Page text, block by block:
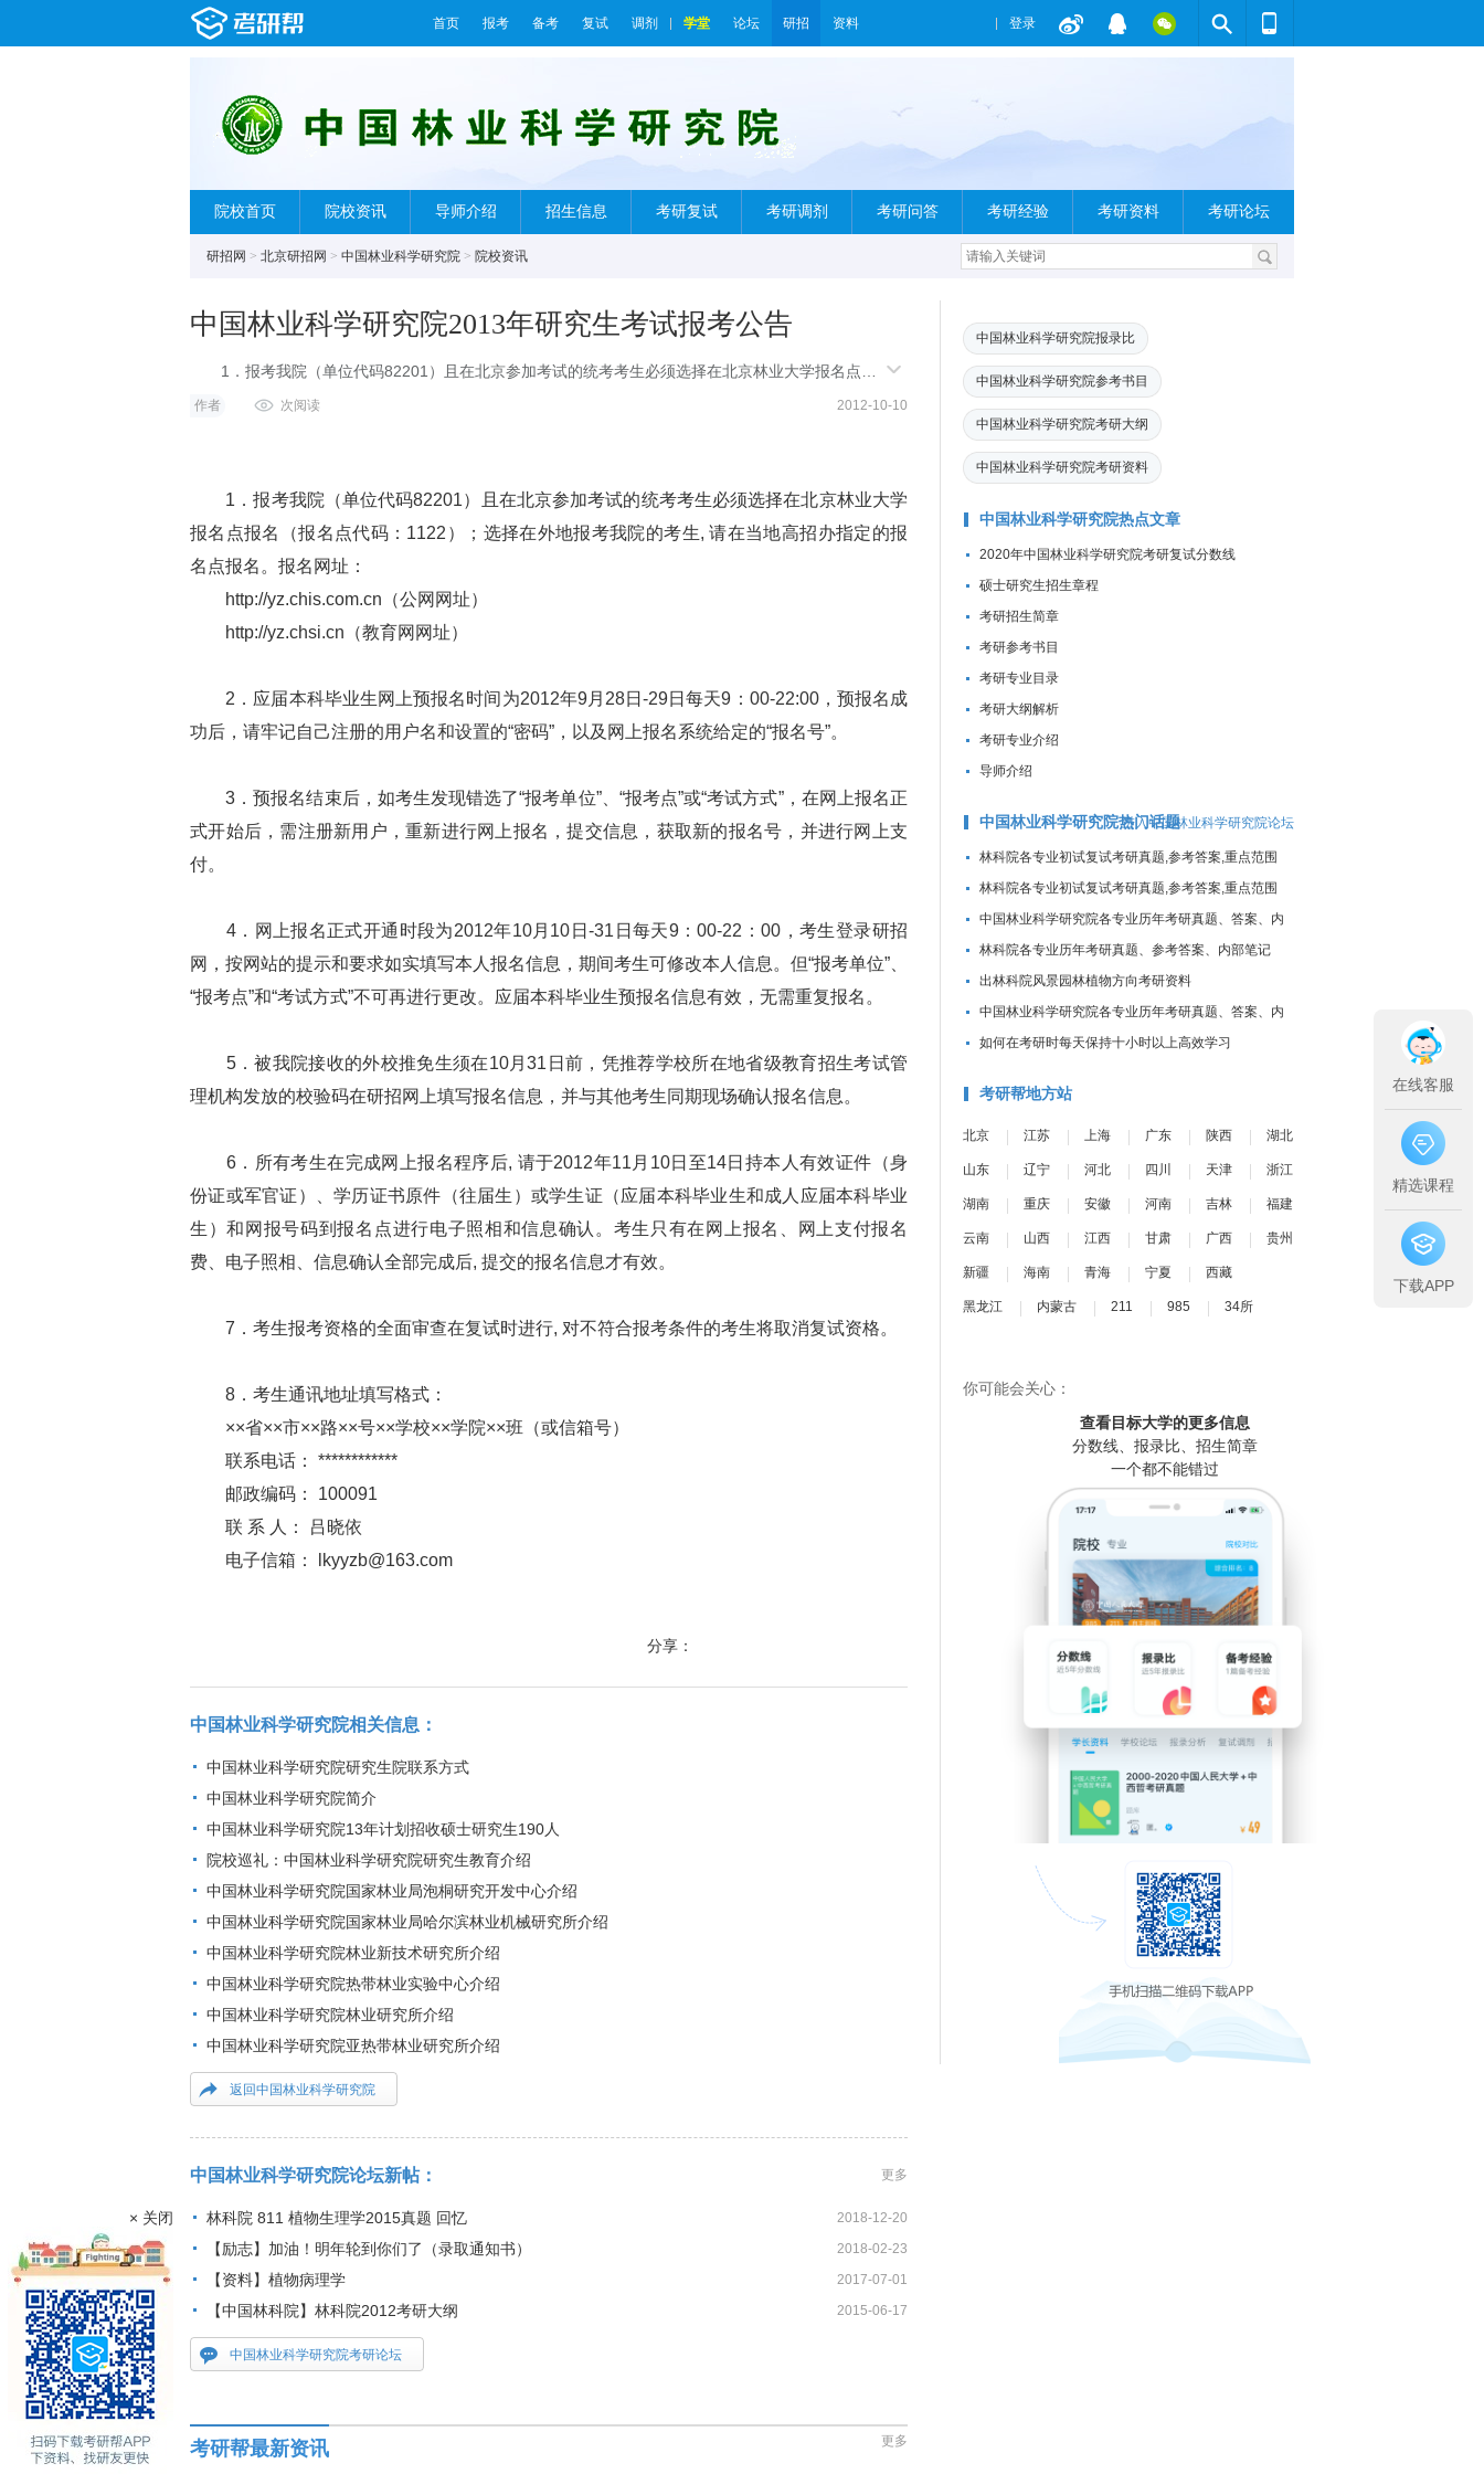
首页 报考 备考 复试 调剂 学堂 论坛 研招 资料 登录
院校首页 院校资讯 导师介绍 招生信息 考研复试 考研调剂 考研问答 考研经验 考研资料 考研论坛
研招网 > 北京研招网 > 中国林业科学研究院 > 院校资讯
中国林业科学研究院2013年研究生考试报考公告
1．报考我院（单位代码82201）且在北京参加考试的统考考生必须选择在北京林业大学报名点报
作者 次阅读 2012-10-10
1．报考我院（单位代码82201）且在北京参加考试的统考考生必须选择在北京林业大学
报名点报名（报名点代码：1122）；选择在外地报考我院的考生, 请在当地高招办指定的报
名点报名。报名网址：
http://yz.chis.com.cn（公网网址）
http://yz.chsi.cn（教育网网址）
2．应届本科毕业生网上预报名时间为2012年9月28日-29日每天9：00-22:00，预报名成
功后，请牢记自己注册的用户名和设置的“密码”，以及网上报名系统给定的“报名号”。
3．预报名结束后，如考生发现错选了“报考单位”、“报考点”或“考试方式”，在网上报名正
式开始后，需注册新用户，重新进行网上报名，提交信息，获取新的报名号，并进行网上支
付。
4．网上报名正式开通时段为2012年10月10日-31日每天9：00-22：00，考生登录研招
网，按网站的提示和要求如实填写本人报名信息，期间考生可修改本人信息。但“报考单位”、
“报考点”和“考试方式”不可再进行更改。应届本科毕业生预报名信息有效，无需重复报名。
5．被我院接收的外校推免生须在10月31日前，凭推荐学校所在地省级教育招生考试管
理机构发放的校验码在研招网上填写报名信息，并与其他考生同期现场确认报名信息。
6．所有考生在完成网上报名程序后, 请于2012年11月10日至14日持本人有效证件（身
份证或军官证）、学历证书原件（往届生）或学生证（应届本科毕业生和成人应届本科毕业
生）和网报号码到报名点进行电子照相和信息确认。考生只有在网上报名、网上支付报名
费、电子照相、信息确认全部完成后, 提交的报名信息才有效。
7．考生报考资格的全面审查在复试时进行, 对不符合报考条件的考生将取消复试资格。
8．考生通讯地址填写格式：
××省××市××路××号××学校××学院××班（或信箱号）
联系电话： ************
邮政编码： 100091
联 系 人： 吕晓依
电子信箱： lkyyzb@163.com
分享：
中国林业科学研究院相关信息：
中国林业科学研究院研究生院联系方式
中国林业科学研究院简介
中国林业科学研究院13年计划招收硕士研究生190人
院校巡礼：中国林业科学研究院研究生教育介绍
中国林业科学研究院国家林业局泡桐研究开发中心介绍
中国林业科学研究院国家林业局哈尔滨林业机械研究所介绍
中国林业科学研究院林业新技术研究所介绍
中国林业科学研究院热带林业实验中心介绍
中国林业科学研究院林业研究所介绍
中国林业科学研究院亚热带林业研究所介绍
返回中国林业科学研究院
中国林业科学研究院论坛新帖： 更多
2018-12-20
林科院 811 植物生理学2015真题 回忆
2018-02-23
【励志】加油！明年轮到你们了（录取通知书）
2017-07-01
【资料】植物病理学
2015-06-17
【中国林科院】林科院2012考研大纲
中国林业科学研究院考研论坛
考研帮最新资讯 更多
中国林业科学研究院报录比
中国林业科学研究院参考书目
中国林业科学研究院考研大纲
中国林业科学研究院考研资料
中国林业科学研究院热点文章
2020年中国林业科学研究院考研复试分数线
硕士研究生招生章程
考研招生简章
考研参考书目
考研专业目录
考研大纲解析
考研专业介绍
导师介绍
中国林业科学研究院热门话题进入中国林业科学研究院论坛
林科院各专业初试复试考研真题,参考答案,重点范围
林科院各专业初试复试考研真题,参考答案,重点范围
中国林业科学研究院各专业历年考研真题、答案、内
部笔记
林科院各专业历年考研真题、参考答案、内部笔记
出林科院风景园林植物方向考研资料
中国林业科学研究院各专业历年考研真题、答案、内
部笔记
如何在考研时每天保持十小时以上高效学习
考研帮地方站
北京 江苏 上海 广东 陕西 湖北
山东 辽宁 河北 四川 天津 浙江
湖南 重庆 安徽 河南 吉林 福建
云南 山西 江西 甘肃 广西 贵州
新疆 海南 青海 宁夏 西藏
黑龙江 内蒙古 211 985 34所
你可能会关心：
查看目标大学的更多信息
分数线、报录比、招生简章
一个都不能错过
× 关闭
在线客服
精选课程
下载APP